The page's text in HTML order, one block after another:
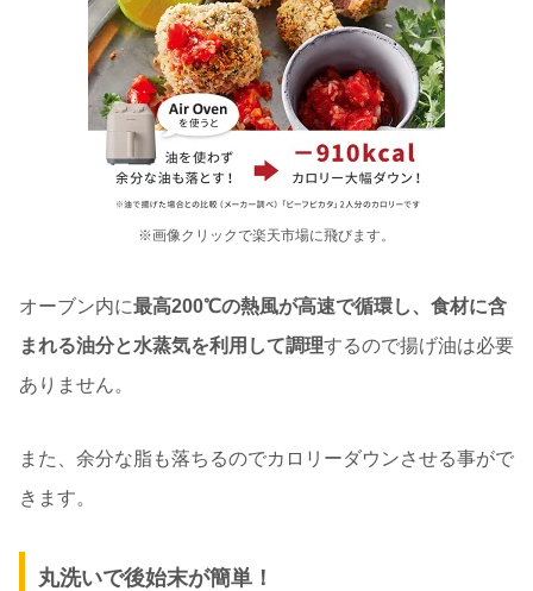
※画像クリックで楽天市場に飛びます。
オーブン内に最高200℃の熱風が高速で循環し、食材に含
まれる油分と水蒸気を利用して調理するので揚げ油は必要
ありません。
また、余分な脂も落ちるのでカロリーダウンさせる事がで
きます。
丸洗いで後始末が簡単！